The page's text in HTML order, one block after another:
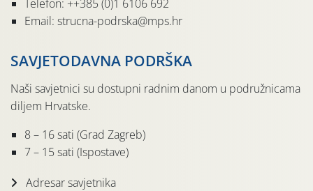
Telefon: ++385 (0)1 6106 692
Email: strucna-podrska@mps.hr
SAVJETODAVNA PODRŠKA
Naši savjetnici su dostupni radnim danom u podružnicama
diljem Hrvatske.
8 – 16 sati (Grad Zagreb)
7 – 15 sati (Ispostave)
Adresar savjetnika